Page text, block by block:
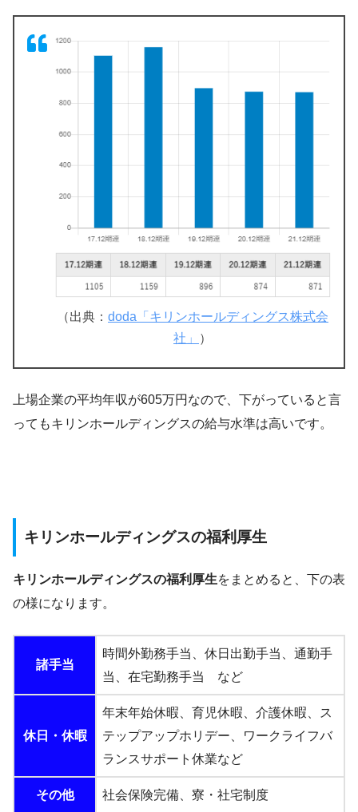
（出典： doda「キリンホールディングス株式会
社」
）
上場企業の平均年収が605万円なので、下がっていると言
ってもキリンホールディングスの給与水準は高いです。
キリンホールディングスの福利厚生
キリンホールディングスの福利厚生をまとめると、下の表
の様になります。
諸手当
時間外勤務手当、休日出勤手当、通勤手
当、在宅勤務手当 など
休日・休暇
年末年始休暇、育児休暇、介護休暇、ス
テップアップホリデー、ワークライフバ
ランスサポート休業など
その他 社会保険完備、寮・社宅制度